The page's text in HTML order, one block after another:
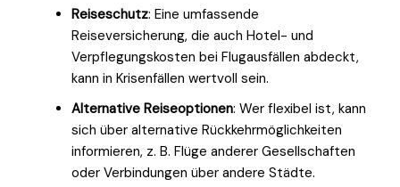
Reiseschutz: Eine umfassende
Reiseversicherung, die auch Hotel- und
Verpflegungskosten bei Flugausfällen abdeckt,
kann in Krisenfällen wertvoll sein.
Alternative Reiseoptionen: Wer flexibel ist, kann
sich über alternative Rückkehrmöglichkeiten
informieren, z. B. Flüge anderer Gesellschaften
oder Verbindungen über andere Städte.